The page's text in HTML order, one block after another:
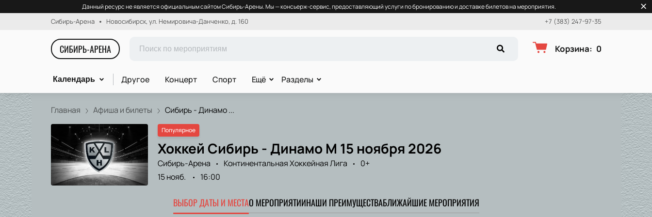
Данный ресурс не является официальным сайтом Сибирь-Арены. Мы — консьерж-сервис, предоставляющий услуги по бронированию и доставке билетов на мероприятия.
Сибирь-Арена Новосибирск, ул. Немировича-Данченко, д. 160 +7 (383) 247-97-35
СИБИРЬ-АРЕНА Корзина: 0
Календарь Другое Концерт Спорт Ещё Разделы
Главная Афиша и билеты Сибирь - Динамо ...
Популярное
Хоккей Сибирь - Динамо М 15 ноября 2026
Сибирь-Арена Континентальная Хоккейная Лига
0+
15 нояб.
16:00
ВЫБОР ДАТЫ И МЕСТАО МЕРОПРИЯТИИНАШИ ПРЕИМУЩЕСТВАБЛИЖАЙШИЕ МЕРОПРИЯТИЯ